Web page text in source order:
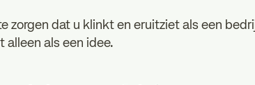
zorgen dat u klinkt en eruitziet als een
alleen als een idee.